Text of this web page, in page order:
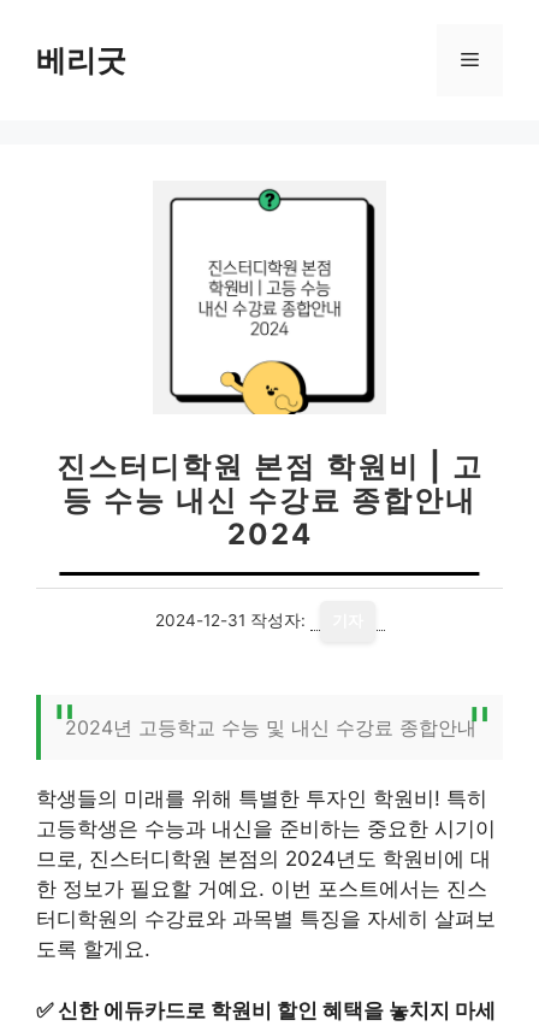
베리굿 메
진스터디학원 본점 학원비 | 고
등 수능 내신 수강료 종합안내
2024
2024-12-31 작성자:
2024년 고등학교 수능 및 내신 수강료 종합안내
학생들의 미래를 위해 특별한 투자인 학원비! 특히
고등학생은 수능과 내신을 준비하는 중요한 시기이
므로, 진스터디학원 본점의 2024년도 학원비에 대
한 정보가 필요할 거예요. 이번 포스트에서는 진스
터디학원의 수강료와 과목별 특징을 자세히 살펴보
도록 할게요.
✅신한 에듀카드로 학원비 할인 혜택을 놓치지 마세